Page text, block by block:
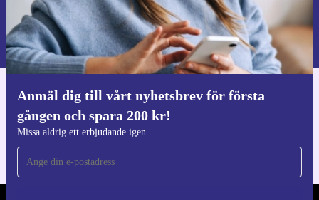
Anmäl dig till vårt nyhetsbrev för första
gången och spara 200 kr!
Missa aldrig ett erbjudande igen
Begär kupong
Information om användningen av personuppgifter finns i vår
Integritetspolicy
Ladda ner refurbed appen
För iOS och Android